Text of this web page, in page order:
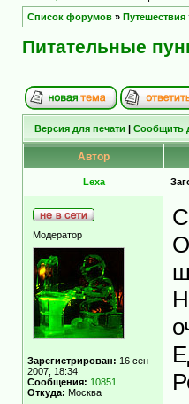
Список форумов » Путешествия
Питательные
Версия для печати | Сообщить
Автор
Lexa
Модератор
Зарегистрирован: 16 сен
2007, 18:34
Сообщения: 10851
Откуда: Москва